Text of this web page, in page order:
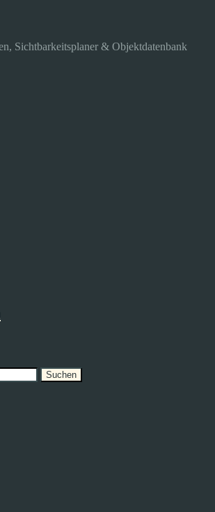
Sichtbarkeitsplaner & Objektdatenbank